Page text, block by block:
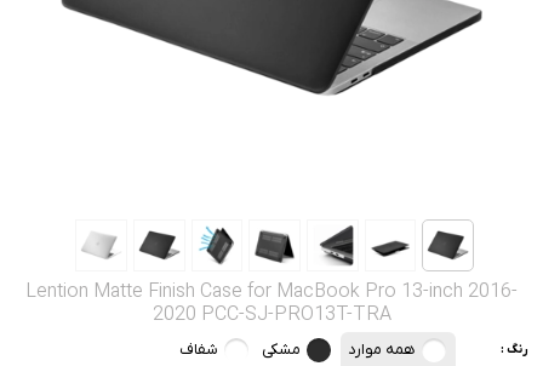
محصولات کارکرده
Lention Matte Finish Case for MacBook Pro 13-inch 2016-
2020 PCC-SJ-PRO13T-TRA
رنگ : همه موارد مشکی شفاف